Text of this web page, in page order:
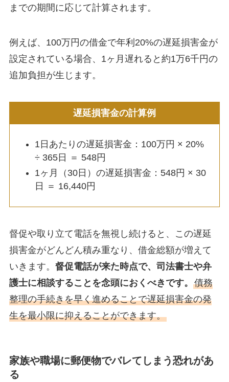
までの期間に応じて計算されます。
例えば、100万円の借金で年利20%の遅延損害金が
設定されている場合、1ヶ月遅れると約1万6千円の
追加負担が生じます。
遅延損害金の計算例
1日あたりの遅延損害金：100万円 × 20%
÷ 365日 ＝ 548円
1ヶ月（30日）の遅延損害金：548円 × 30
日 ＝ 16,440円
督促や取り立て電話を無視し続けると、この遅延
損害金がどんどん積み重なり、借金総額が増えて
いきます。 督促電話が来た時点で、司法書士や弁
護士に相談することを念頭におくべきです。 債務
整理の手続きを早く進めることで遅延損害金の発
生を最小限に抑えることができます。
家族や職場に郵便物でバレてしまう恐れがあ
る